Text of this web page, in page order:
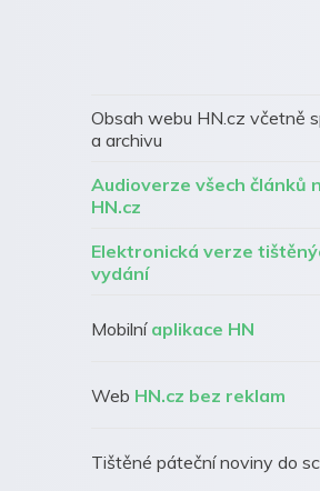
Obsah webu HN.cz včetně
a archivu
Audioverze všech článků
HN.cz
Elektronická verze
vydání
Mobilní aplikace HN
Web HN.cz bez reklam
Tištěné páteční noviny do